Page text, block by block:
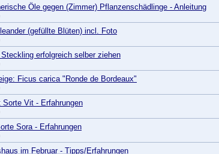
Öle gegen (Zimmer) Pflanzenschädlinge - Anleitung
(gefüllte Blüten) incl. Foto
erfolgreich selber ziehen
Ficus carica "Ronde de Bordeaux"
Sorte Vit - Erfahrungen
Sora - Erfahrungen
im Februar - Tipps/Erfahrungen